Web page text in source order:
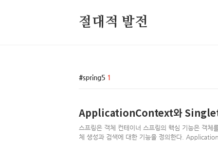
절대적 발전
spring5 1
ApplicationContext와
스프링은 객체 컨테이너 스프링의 핵심 기능은 객
체 생성과 검색에 대한 기능을 정의한다.